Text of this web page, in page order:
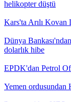
helikopter düştü
Kars'ta Arılı
Dünya
dolarlık hibe
EPDK'dan Petrol
Yemen ordusundan